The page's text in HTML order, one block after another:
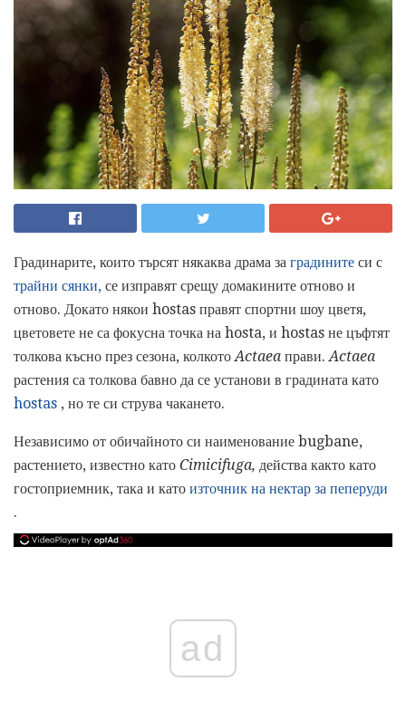
Градинарите, които търсят някаква драма за градините си с
трайни сянки, се изправят срещу домакините отново и
отново. Докато някои hostas правят спортни шоу цветя,
цветовете не са фокусна точка на hosta, и hostas не цъфтят
толкова късно през сезона, колкото Actaea прави. Actaea
растения са толкова бавно да се установи в градината като
hostas , но те си струва чакането.
Независимо от обичайното си наименование bugbane,
растението, известно като Cimicifuga, действа както като
гостоприемник, така и като източник на нектар за пеперуди
.
ad